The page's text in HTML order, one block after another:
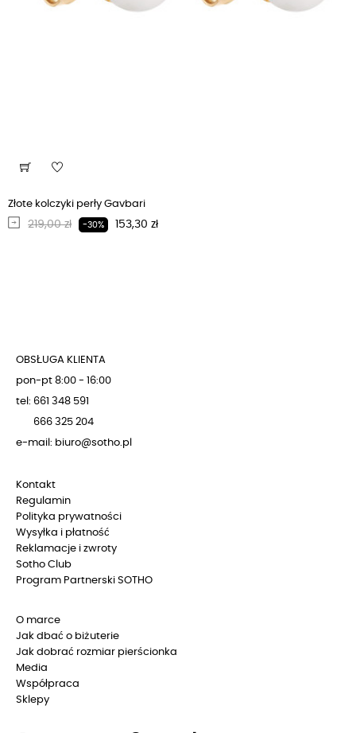
Złote kolczyki perły Gavbari
Regularna cena
219,00 zł -30% Cena
153,30 zł
OBSŁUGA KLIENTA
pon-pt 8:00 - 16:00
tel: 661 348 591
666 325 204
e-mail: biuro@sotho.pl
Kontakt
Regulamin
Polityka prywatności
Wysyłka i płatność
Reklamacje i zwroty
Sotho Club
Program Partnerski SOTHO
O marce
Jak dbać o biżuterie
Jak dobrać rozmiar pierścionka
Media
Współpraca
Sklepy